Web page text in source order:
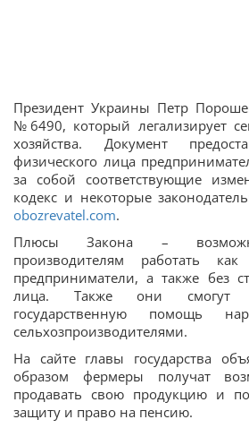
Президент Украины Петр
№6490, который легализирует
хозяйства. Документ
физического лица
за собой соответствующие
кодекс и некоторые
obozrevatel.com.
Плюсы Закона –
производителям работать
предприниматели, а также без
лица. Также они смогут
государственную помощь
сельхозпроизводителями.
На сайте главы государства
образом фермеры получат
продавать свою продукцию и
защиту и право на пенсию.